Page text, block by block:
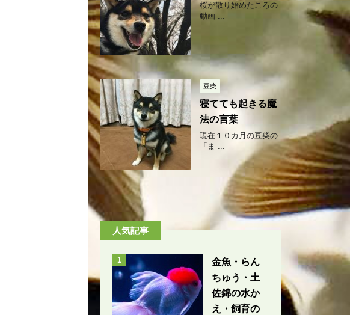
桜が散り始めたころの
動画 ...
豆柴
寝てても起きる魔
法の言葉
現在１０カ月の豆柴の
「ま ...
人気記事
1
金魚・らん
ちゅう・土
佐錦の水か
え・飼育の